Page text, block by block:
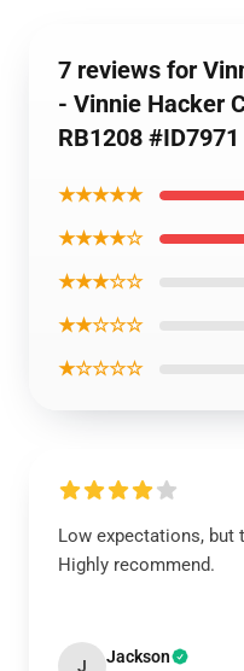
7 reviews for
- Vinnie Hacker
RB1208 #ID7971
★★★★★
★★★★☆
★★★☆☆
★★☆☆☆
★☆☆☆☆
Low expectations, but
Highly recommend.
J Jackson